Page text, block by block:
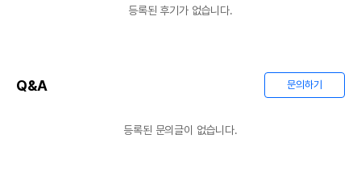
등록된 후기가 없습니다.
Q&A 문의하기
등록된 문의글이 없습니다.